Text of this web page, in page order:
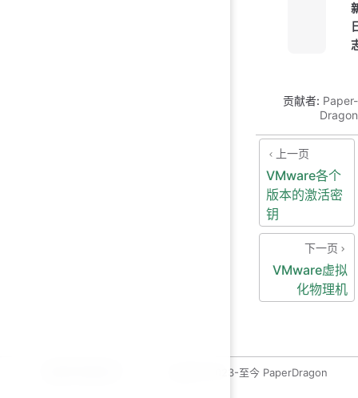
贡献者: Paper-
Dragon
上一页
VMware各个
版本的激活密
钥
下一页
VMware虚拟
化物理机
copyleft 2023-至今 PaperDragon